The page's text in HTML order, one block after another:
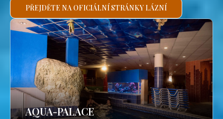
PŘEJDĚTE NA OFICIÁLNÍ STRÁNKY LÁZNÍ
AQUA-PALACE